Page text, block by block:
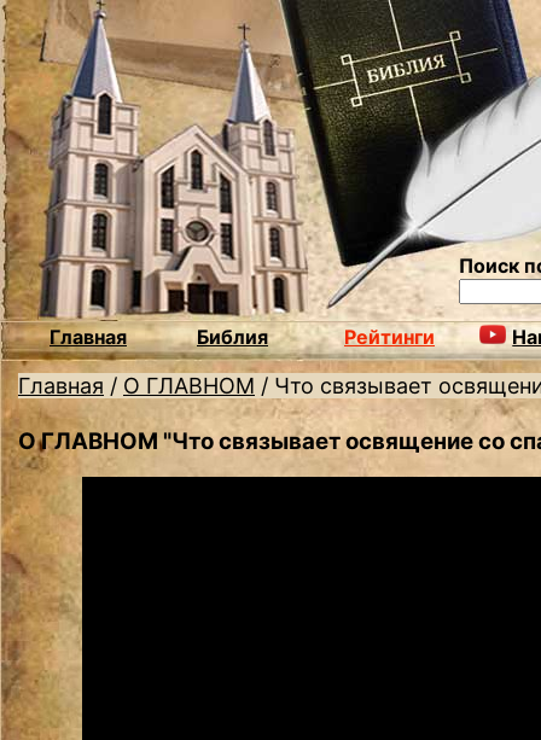
Поиск
Главная Библия Рейтинги
Главная / О ГЛАВНОМ / Что связывает
О ГЛАВНОМ "Что связывает освящение со